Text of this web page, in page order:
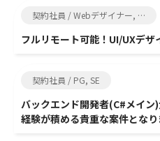
契約社員 / Webデザイナー, クリエイター
フルリモート可能！UI/UXデザ
契約社員 / PG, SE
バックエンド開発者(C#メイ
経験が積める貴重な案件となり